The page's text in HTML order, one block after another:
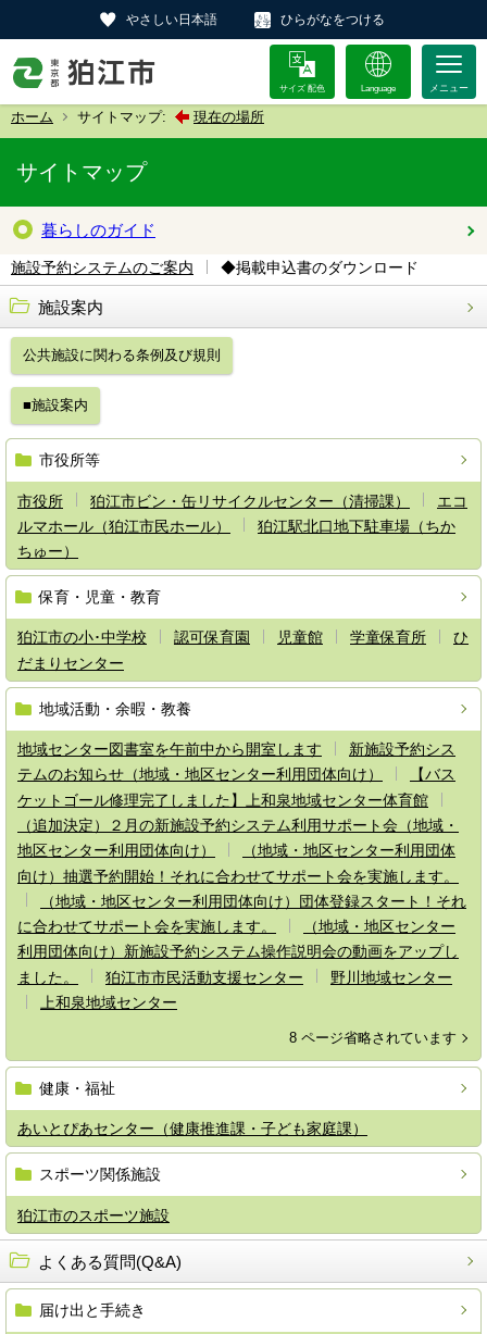
やさしい日本語 ひらがなをつける
サイズ 配色 Language
ホーム サイトマップ: 現在の場所
サイトマップ
暮らしのガイド
施設予約システムのご案内 ◆掲載申込書のダウンロード
施設案内
公共施設に関わる条例及び規則
■施設案内
市役所等
市役所 狛江市ビン・缶リサイクルセンター（清掃課）
エコ
ルマホール（狛江市民ホール）
狛江駅北口地下駐車場（ちか
ちゅー）
保育・児童・教育
狛江市の小･中学校 認可保育園 児童館 学童保育所
ひ
だまりセンター
地域活動・余暇・教養
地域センター図書室を午前中から開室します
新施設予約シス
テムのお知らせ（地域・地区センター利用団体向け）
【バス
ケットゴール修理完了しました】上和泉地域センター体育館
（追加決定）２月の新施設予約システム利用サポート会（地域・
地区センター利用団体向け）
（地域・地区センター利用団体
向け）抽選予約開始！それに合わせてサポート会を実施します。
（地域・地区センター利用団体向け）団体登録スタート！それ
に合わせてサポート会を実施します。
（地域・地区センター
利用団体向け）新施設予約システム操作説明会の動画をアップし
ました。
狛江市市民活動支援センター
野川地域センター
上和泉地域センター
8 ページ省略されています
健康・福祉
あいとぴあセンター（健康推進課・子ども家庭課）
スポーツ関係施設
狛江市のスポーツ施設
よくある質問(Q&A)
届け出と手続き